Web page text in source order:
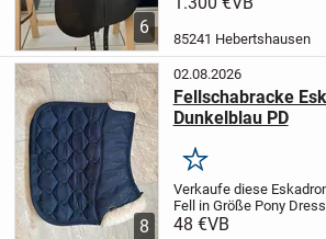
6
zeigen auch die Fotos.
85241 Hebertshausen
8
02.08.2026
Fellschabracke
Dunkelblau PD
Merken
Verkaufe diese
Fell in Größe Pony
so oft genutzt und so
48 €VB